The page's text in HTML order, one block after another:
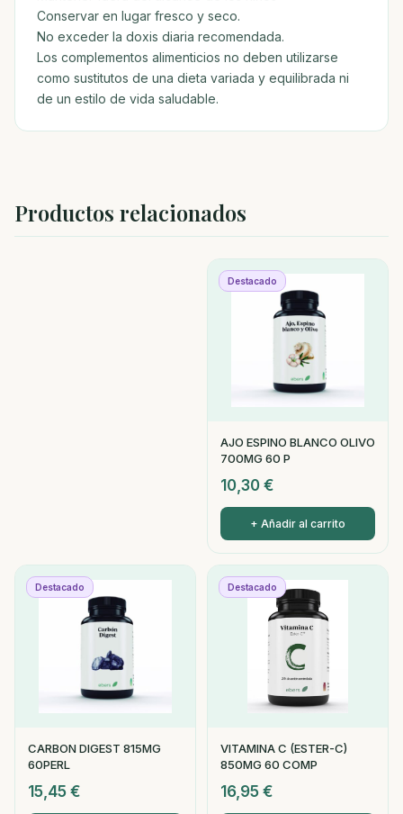
Conservar en lugar fresco y seco.
No exceder la doxis diaria recomendada.
Los complementos alimenticios no deben utilizarse
como sustitutos de una dieta variada y equilibrada ni
de un estilo de vida saludable.
Productos relacionados
Destacado
AJO ESPINO BLANCO OLIVO
700MG 60 P
10,30 €
+ Añadir al carrito
Destacado
CARBON DIGEST 815MG
60PERL
15,45 €
Destacado
VITAMINA C (ESTER-C)
850MG 60 COMP
16,95 €